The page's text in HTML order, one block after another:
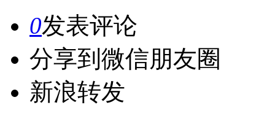
0发表评论
分享到微信朋友圈
新浪转发